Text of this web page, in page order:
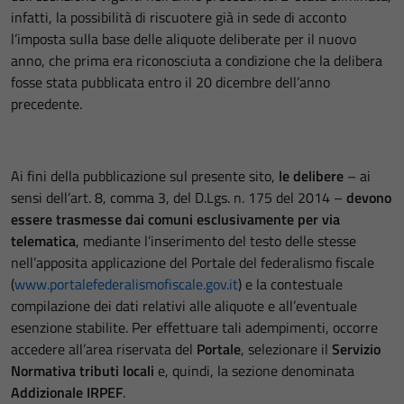
infatti, la possibilità di riscuotere già in sede di acconto
l’imposta sulla base delle aliquote deliberate per il nuovo
anno, che prima era riconosciuta a condizione che la delibera
fosse stata pubblicata entro il 20 dicembre dell’anno
precedente.
Ai fini della pubblicazione sul presente sito, le delibere – ai
sensi dell’art. 8, comma 3, del D.Lgs. n. 175 del 2014 – devono
essere trasmesse dai comuni esclusivamente per via
telematica, mediante l’inserimento del testo delle stesse
nell’apposita applicazione del Portale del federalismo fiscale
(www.portalefederalismofiscale.gov.it) e la contestuale
compilazione dei dati relativi alle aliquote e all’eventuale
esenzione stabilite. Per effettuare tali adempimenti, occorre
accedere all’area riservata del Portale, selezionare il Servizio
Normativa tributi locali e, quindi, la sezione denominata
Addizionale IRPEF.